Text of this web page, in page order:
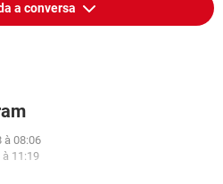
a conversa
à 08:06
11:19